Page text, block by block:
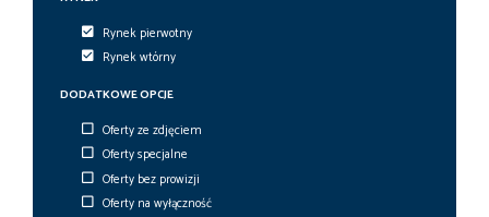
Rynek pierwotny
Rynek wtórny
DODATKOWE OPCJE
Oferty ze zdjęciem
Oferty specjalne
Oferty bez prowizji
Oferty na wyłączność